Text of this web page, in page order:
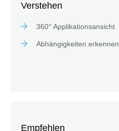
Verstehen
360° Applikationsansicht
Abhängigkeiten erkennen
Empfehlen